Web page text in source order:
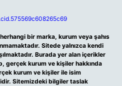
bir marka, kurum veya şahıs
Sitede yalnızca kendi
Burada yer alan içerikler
gerçek kurum ve kişiler hakkında
kurum ve kişiler ile isim
Sitemizdeki bilgiler taslak